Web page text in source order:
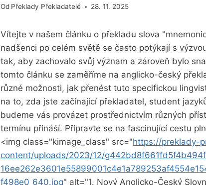
Od Překlady Překladatelé 28. 11. 2025
Vítejte v našem článku o překladu slova
nadšenci po celém světě se často potýkají s
tak, aby zachovalo svůj význam a zároveň bylo
tomto článku se zaměříme na anglicko-český
různé možnosti, jak přenést tuto specifickou
na to, zda jste začínající překladatel, student
budeme vás provázet prostřednictvím různých
termínu přináší. Připravte se na fascinující cestu
<img class="kimage_class" src="https://preklady-
content/uploads/2023/12/
f498e0_640.jpg" alt="1. Nový Anglicko-Český